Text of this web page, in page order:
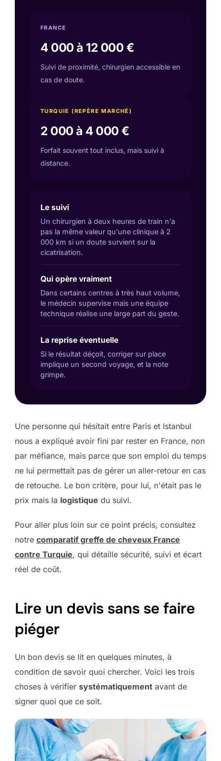
FRANCE
4 000 à 12 000 €
Suivi de proximité, chirurgien accessible en
cas de doute.
TURQUIE (REPÈRE MARCHÉ)
2 000 à 4 000 €
Forfait souvent tout inclus, mais suivi à
distance.
Le suivi
Un chirurgien à deux heures de train n'a
pas la même valeur qu'une clinique à 2
000 km si un doute survient sur la
cicatrisation.
Qui opère vraiment
Dans certains centres à très haut volume,
le médecin supervise mais une équipe
technique réalise une large part du geste.
La reprise éventuelle
Si le résultat déçoit, corriger sur place
implique un second voyage, et la note
grimpe.
Une personne qui hésitait entre Paris et Istanbul
nous a expliqué avoir fini par rester en France, non
par méfiance, mais parce que son emploi du temps
ne lui permettait pas de gérer un aller-retour en cas
de retouche. Le bon critère, pour lui, n'était pas le
prix mais la logistique du suivi.
Pour aller plus loin sur ce point précis, consultez
notre comparatif greffe de cheveux France
contre Turquie, qui détaille sécurité, suivi et écart
réel de coût.
Lire un devis sans se faire
piéger
Un bon devis se lit en quelques minutes, à
condition de savoir quoi chercher. Voici les trois
choses à vérifier systématiquement avant de
signer quoi que ce soit.